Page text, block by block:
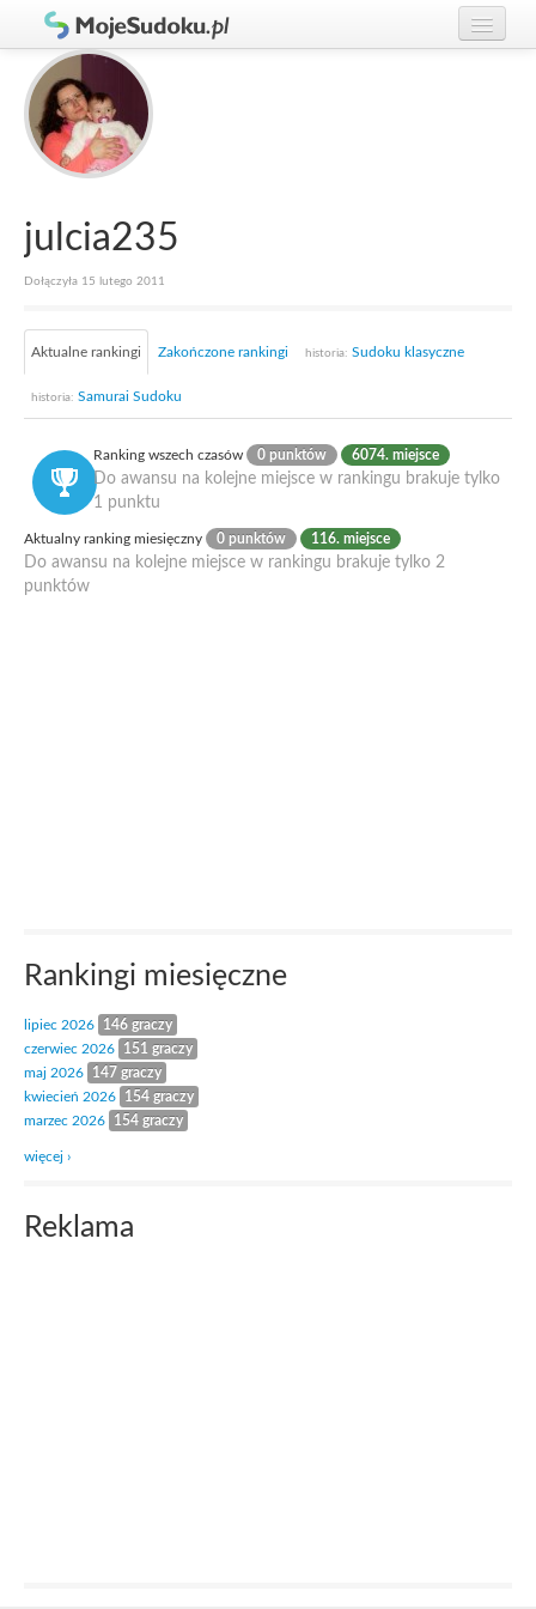
Graj w Sudoku!
Zasady Sudoku
Rankingi
Gracze
julcia235
Dołączyła 15 lutego 2011
Aktualne rankingi Zakończone rankingi historia: Sudoku klasyczne
historia: Samurai Sudoku
Ranking wszech czasów 0 punktów 6074. miejsce
Do awansu na kolejne miejsce w rankingu brakuje tylko
1 punktu
Aktualny ranking miesięczny 0 punktów 116. miejsce
Do awansu na kolejne miejsce w rankingu brakuje tylko 2
punktów
Rankingi miesięczne
lipiec 2026
146 graczy
czerwiec 2026
151 graczy
maj 2026
147 graczy
kwiecień 2026
154 graczy
marzec 2026
154 graczy
więcej ›
Reklama